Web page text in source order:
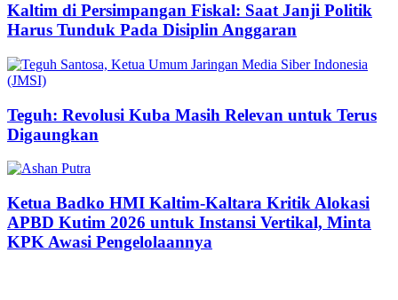
Kaltim di Persimpangan Fiskal: Saat Janji Politik
Harus Tunduk Pada Disiplin Anggaran
Teguh: Revolusi Kuba Masih Relevan untuk Terus
Digaungkan
Ketua Badko HMI Kaltim-Kaltara Kritik Alokasi
APBD Kutim 2026 untuk Instansi Vertikal, Minta
KPK Awasi Pengelolaannya